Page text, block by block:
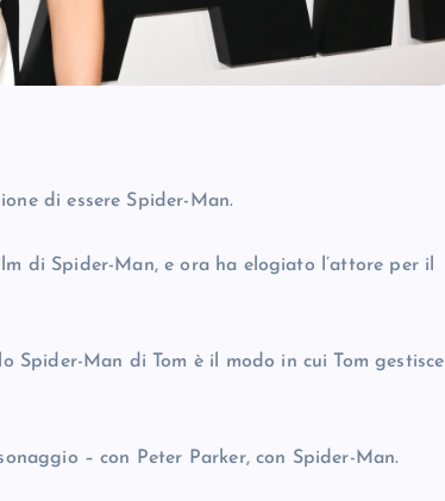
di essere Spider-Man.
di Spider-Man, e ora ha elogiato l’attore per il
Spider-Man di Tom è il modo in cui Tom gestisce
– con Peter Parker, con Spider-Man.